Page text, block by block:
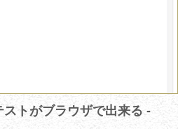
トがブラウザで出来る -